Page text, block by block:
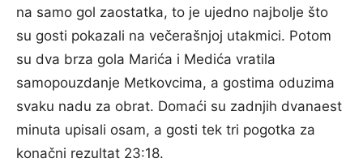
na samo gol zaostatka, to je ujedno najbolje što
su gosti pokazali na večerašnjoj utakmici. Potom
su dva brza gola Marića i Medića vratila
samopouzdanje Metkovcima, a gostima oduzima
svaku nadu za obrat. Domaći su zadnjih dvanaest
minuta upisali osam, a gosti tek tri pogotka za
konačni rezultat 23:18.